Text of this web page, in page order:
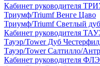
Кабинет руководителя
Триумф/Triumf Венге Цаво
Триумф/Triumf Светлый дуб
Кабинет руководителя
Тауэр/Tower Дуб
Тауэр/Tower Салтилло/
Кабинет руководителя